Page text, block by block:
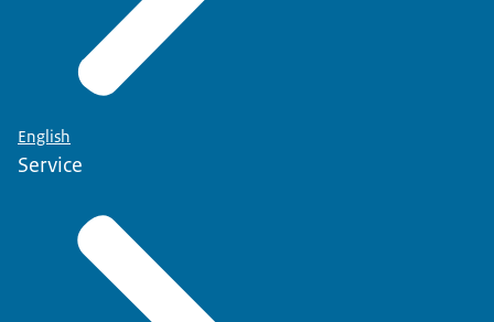
English
Service